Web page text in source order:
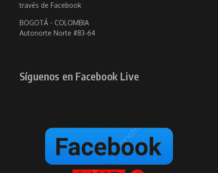
través de Facebook
BOGOTÁ - COLOMBIA
Autonorte Norte #83-64
Síguenos en Facebook Live